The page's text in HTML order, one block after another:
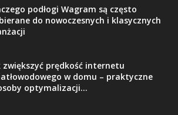
podłogi Wagram są często
do nowoczesnych i klasycznych
zwiększyć prędkość internetu
w domu – praktyczne
optymalizacji...